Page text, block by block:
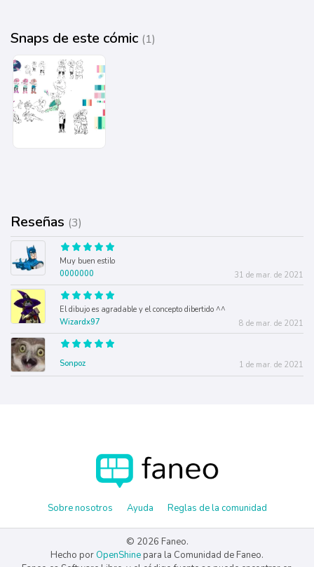
Snaps de este cómic (1)
Reseñas (3)
Muy buen estilo
0000000
31 de mar. de 2021
El dibujo es agradable y el concepto dibertido ^^
Wizardx97
8 de mar. de 2021
Sonpoz 1 de mar. de 2021
Sobre nosotros Ayuda Reglas de la comunidad
© 2026 Faneo.
Hecho por OpenShine para la Comunidad de Faneo.